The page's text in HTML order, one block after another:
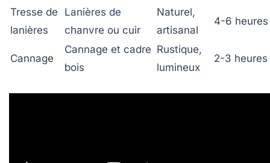
Tresse de
lanières
Lanières de
chanvre ou cuir
Naturel,
artisanal
4-6 heures
Cannage
Cannage et cadre
bois
Rustique,
lumineux
2-3 heures